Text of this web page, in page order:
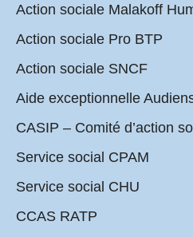
Action sociale Malakoff
Action sociale Pro BTP
Action sociale SNCF
Aide exceptionnelle
CASIP – Comité d’action
Service social CPAM
Service social CHU
CCAS RATP